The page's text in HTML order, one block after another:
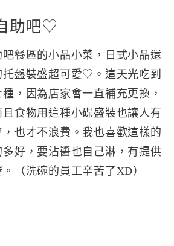
助吧♡
餐區的小品小菜，日式小品還
盤裝盛超可愛♡。這天光吃到
，因為店家會一直補充更換，
食物用這種小碟盛裝也讓人有
也才不浪費。我也喜歡這樣的
好，要沾醬也自己淋，有提供
（洗碗的員工辛苦了XD）